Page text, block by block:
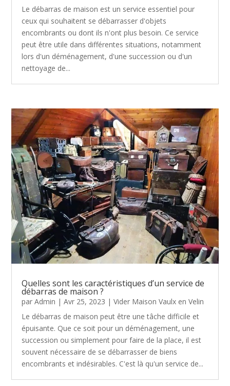
Le débarras de maison est un service essentiel pour
ceux qui souhaitent se débarrasser d'objets
encombrants ou dont ils n'ont plus besoin. Ce service
peut être utile dans différentes situations, notamment
lors d'un déménagement, d'une succession ou d'un
nettoyage de...
Quelles sont les caractéristiques d’un service de
débarras de maison ?
parAdmin |Avr 25, 2023 |Vider Maison Vaulx en Velin
Le débarras de maison peut être une tâche difficile et
épuisante. Que ce soit pour un déménagement, une
succession ou simplement pour faire de la place, il est
souvent nécessaire de se débarrasser de biens
encombrants et indésirables. C'est là qu'un service de...